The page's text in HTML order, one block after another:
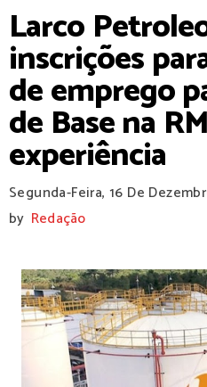
Larco
inscrições
de emprego
de Base na
experiência
Segunda-Feira, 16 De
by Redação